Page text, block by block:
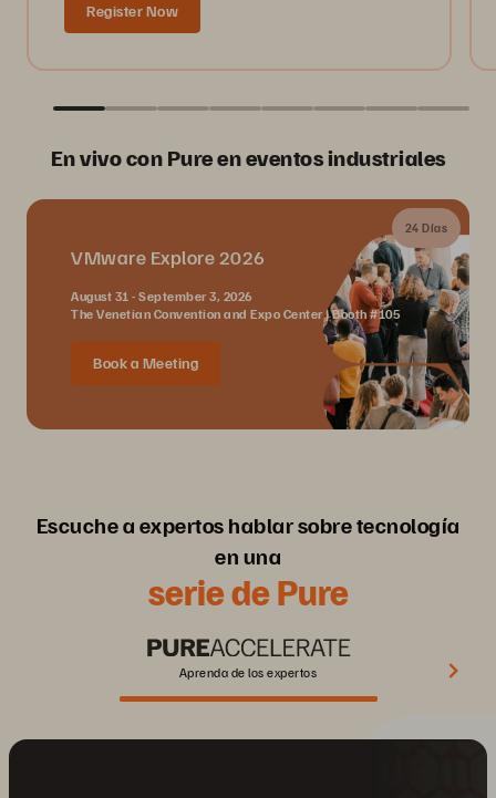
Register Now
En vivo con Pure en eventos industriales
24 Días
VMware Explore 2026
August 31 - September 3, 2026
The Venetian Convention and Expo Center | Booth #105
Book a Meeting
Escuche a expertos hablar sobre tecnología
en una
serie de Pure
Aprenda de los expertos